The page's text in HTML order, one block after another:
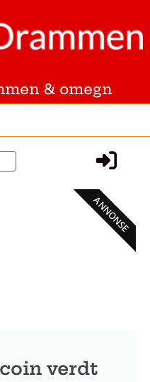
& omegn
verdt
ANNONSE